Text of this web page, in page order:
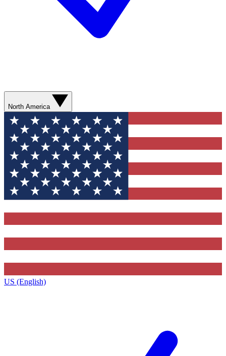
North America
US (English)